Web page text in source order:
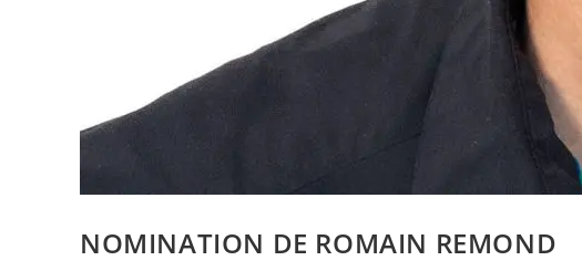
NOMINATION DE ROMAIN REMOND